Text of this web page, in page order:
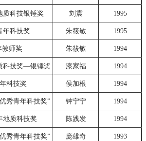
质科技银锤奖 刘震 1995
年科技奖 朱筱敏 1995
教师奖 朱筱敏 1994
科技奖—银锤奖 漆家福 1994
科技奖 侯加根 1994
秀青年科技奖” 钟宁宁 1994
地质科技奖 陈践发 1994
秀青年科技奖” 庞雄奇 1993